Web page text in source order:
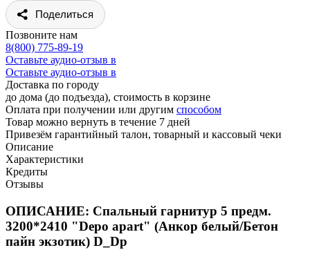
Поделиться
Позвоните нам
8(800) 775-89-19
Оставьте аудио-отзыв в
Оставьте аудио-отзыв в
Доставка по городу
до дома (до подъезда), стоимость в корзине
Оплата при получении или другим способом
Товар можно вернуть в течение 7 дней
Привезём гарантийный талон, товарный и кассовый чеки
Описание
Характеристики
Кредиты
Отзывы
ОПИСАНИЕ: Спальный гарнитур 5 предм.
3200*2410 "Depo apart" (Анкор белый/Бетон
пайн экзотик) D_Dp